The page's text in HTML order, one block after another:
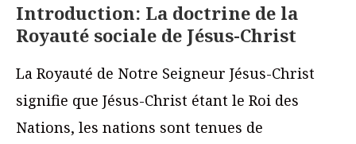
Introduction: La doctrine de la
Royauté sociale de Jésus-Christ
La Royauté de Notre Seigneur Jésus-Christ
signifie que Jésus-Christ étant le Roi des
Nations, les nations sont tenues de